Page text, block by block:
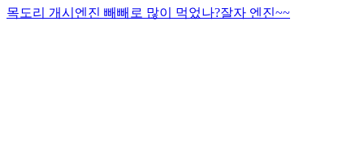
목도리 개시 엔진 빼빼로 많이 먹었나?잘자 엔진~~